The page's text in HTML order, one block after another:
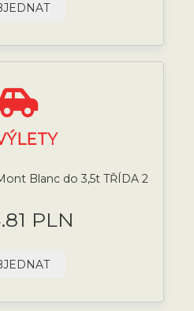
Blanc do 3,5t TŘÍDA 2
PLN